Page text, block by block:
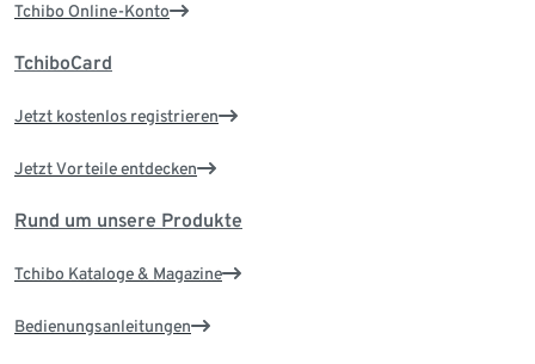
Tchibo Online-Konto
TchiboCard
Jetzt kostenlos registrieren
Jetzt Vorteile entdecken
Rund um unsere Produkte
Tchibo Kataloge & Magazine
Bedienungsanleitungen